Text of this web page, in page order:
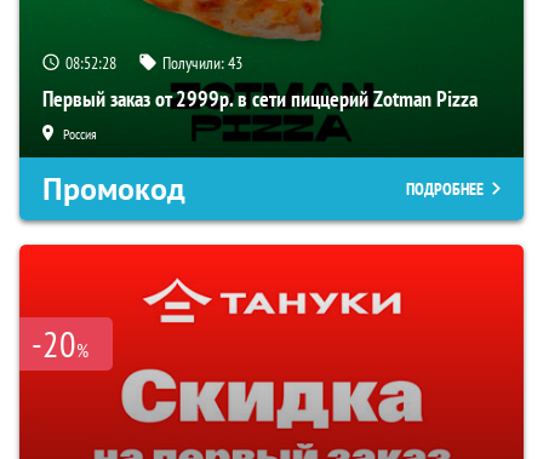
08:52:27 Получили:43
Первый заказ от 2999р. в сети пиццерий Zotman Pizza
Россия
Промокод ПОДРОБНЕЕ
-20%